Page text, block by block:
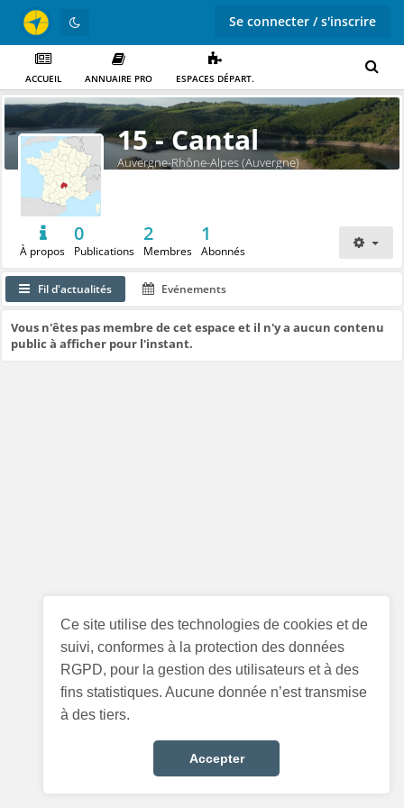
Ce site utilise des technologies de cookies et de
suivi, conformes à la protection des données
RGPD, pour la gestion des utilisateurs et à des
fins statistiques. Aucune donnée n’est transmise
à des tiers.
Accepter
Se connecter / s'inscrire
ACCUEIL ANNUAIRE PRO ESPACES DÉPART.
15 - Cantal
Auvergne-Rhône-Alpes (Auvergne)
À propos
0
Publications
2
Membres
1
Abonnés
Fil d'actualités Evénements
Vous n'êtes pas membre de cet espace et il n'y a aucun contenu
public à afficher pour l'instant.